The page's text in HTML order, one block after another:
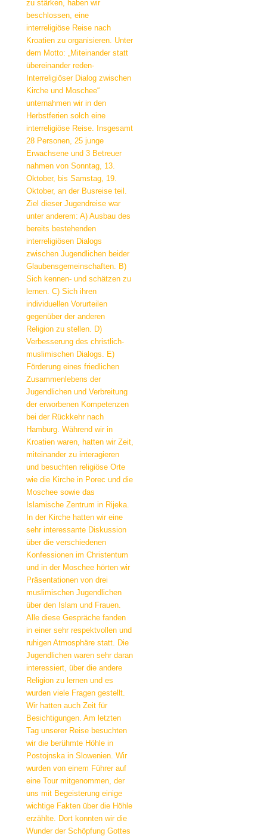
zu stärken, haben wir
beschlossen, eine
interreligiöse Reise nach
Kroatien zu organisieren. Unter
dem Motto: „Miteinander statt
übereinander reden-
Interreligiöser Dialog zwischen
Kirche und Moschee“
unternahmen wir in den
Herbstferien solch eine
interreligiöse Reise. Insgesamt
28 Personen, 25 junge
Erwachsene und 3 Betreuer
nahmen von Sonntag, 13.
Oktober, bis Samstag, 19.
Oktober, an der Busreise teil.
Ziel dieser Jugendreise war
unter anderem: A) Ausbau des
bereits bestehenden
interreligiösen Dialogs
zwischen Jugendlichen beider
Glaubensgemeinschaften. B)
Sich kennen- und schätzen zu
lernen. C) Sich ihren
individuellen Vorurteilen
gegenüber der anderen
Religion zu stellen. D)
Verbesserung des christlich-
muslimischen Dialogs. E)
Förderung eines friedlichen
Zusammenlebens der
Jugendlichen und Verbreitung
der erworbenen Kompetenzen
bei der Rückkehr nach
Hamburg. Während wir in
Kroatien waren, hatten wir Zeit,
miteinander zu interagieren
und besuchten religiöse Orte
wie die Kirche in Porec und die
Moschee sowie das
Islamische Zentrum in Rijeka.
In der Kirche hatten wir eine
sehr interessante Diskussion
über die verschiedenen
Konfessionen im Christentum
und in der Moschee hörten wir
Präsentationen von drei
muslimischen Jugendlichen
über den Islam und Frauen.
Alle diese Gespräche fanden
in einer sehr respektvollen und
ruhigen Atmosphäre statt. Die
Jugendlichen waren sehr daran
interessiert, über die andere
Religion zu lernen und es
wurden viele Fragen gestellt.
Wir hatten auch Zeit für
Besichtigungen. Am letzten
Tag unserer Reise besuchten
wir die berühmte Höhle in
Postojnska in Slowenien. Wir
wurden von einem Führer auf
eine Tour mitgenommen, der
uns mit Begeisterung einige
wichtige Fakten über die Höhle
erzählte. Dort konnten wir die
Wunder der Schöpfung Gottes